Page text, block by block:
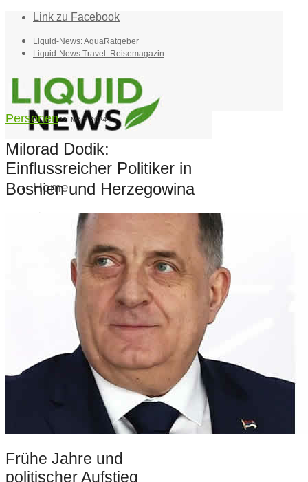
Link zu Facebook
Liquid-News: AquaRatgeber
Liquid-News Travel: Reisemagazin
Home
Suche
Menü
Personen22. März 2024
Milorad Dodik:
Einflussreicher Politiker in
Bosnien und Herzegowina
Frühe Jahre und
politischer Aufstieg